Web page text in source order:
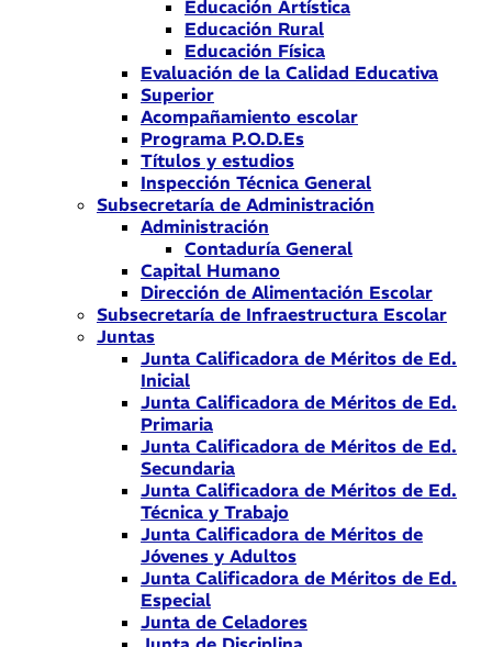
Educación Artística
Educación Rural
Educación Física
Evaluación de la Calidad Educativa
Superior
Acompañamiento escolar
Programa P.O.D.Es
Títulos y estudios
Inspección Técnica General
Subsecretaría de Administración
Administración
Contaduría General
Capital Humano
Dirección de Alimentación Escolar
Subsecretaría de Infraestructura Escolar
Juntas
Junta Calificadora de Méritos de Ed.
Inicial
Junta Calificadora de Méritos de Ed.
Primaria
Junta Calificadora de Méritos de Ed.
Secundaria
Junta Calificadora de Méritos de Ed.
Técnica y Trabajo
Junta Calificadora de Méritos de
Jóvenes y Adultos
Junta Calificadora de Méritos de Ed.
Especial
Junta de Celadores